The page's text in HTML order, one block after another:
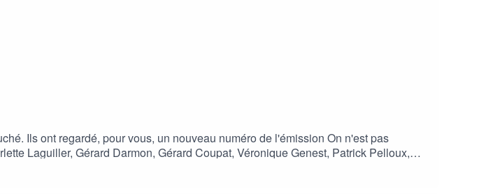
Ils ont regardé, pour vous, un nouveau numéro de l'émission On n'est pas
Laguiller, Gérard Darmon, Gérard Coupat, Véronique Genest, Patrick Pelloux,
vous pouvez visionner l'émission complète d'On n'est pas couché commentée
enregistré en janvier 2026. - Toujours pas couché est un podcast OXYDE DE FER